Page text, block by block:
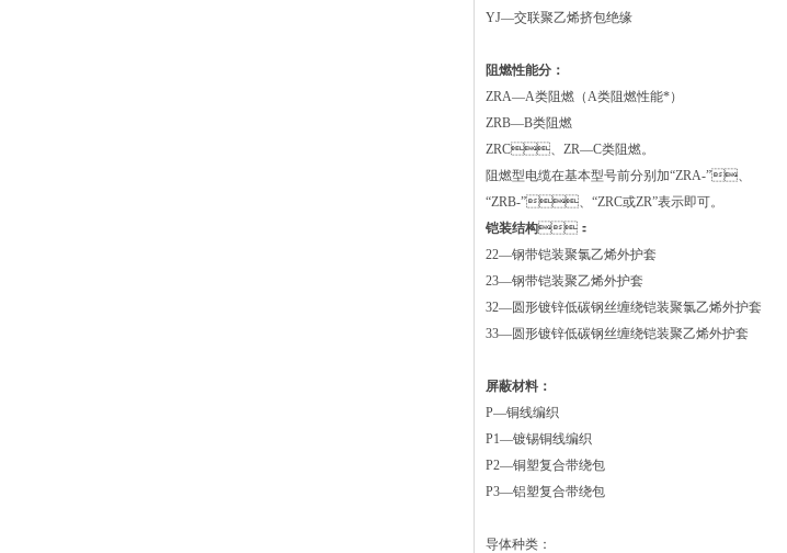
YJ—交联聚乙烯挤包绝缘
阻燃性能分：
ZRA—A类阻燃（A类阻燃性能*）
ZRB—B类阻燃
ZRC、ZR—C类阻燃。
阻燃型电缆在基本型号前分别加“ZRA-”、
“ZRB-”、“ZRC或ZR”表示即可。
铠装结构：
22—钢带铠装聚氯乙烯外护套
23—钢带铠装聚乙烯外护套
32—圆形镀锌低碳钢丝缠绕铠装聚氯乙烯外护套
33—圆形镀锌低碳钢丝缠绕铠装聚乙烯外护套
屏蔽材料：
P—铜线编织
P1—镀锡铜线编织
P2—铜塑复合带绕包
P3—铝塑复合带绕包
导体种类：